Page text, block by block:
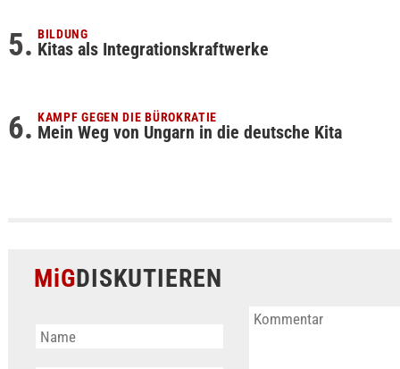
BILDUNG
Kitas als Integrationskraftwerke
KAMPF GEGEN DIE BÜROKRATIE
Mein Weg von Ungarn in die deutsche Kita
MiGDISKUTIEREN